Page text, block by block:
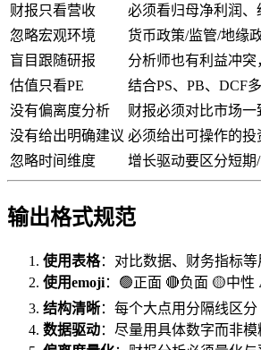
财报只看营收
必须看归母净利润、
忽略宏观环境
货币政策/监管/地缘
盲目跟随研报
分析师也有利益冲
估值只看PE
结合PS、PB、DCF
没有偏离度分析
财报必须对比市场一
没有给出明确建议 必须给出可操作的投
忽略时间维度
增长驱动要区分短期
输出格式规范
使用表格：对比数据、财务指标
使用emoji：🟢正面 🔴负面 🟡中
结构清晰：每个大点用分隔线区分
数据驱动：尽量用具体数字而非模